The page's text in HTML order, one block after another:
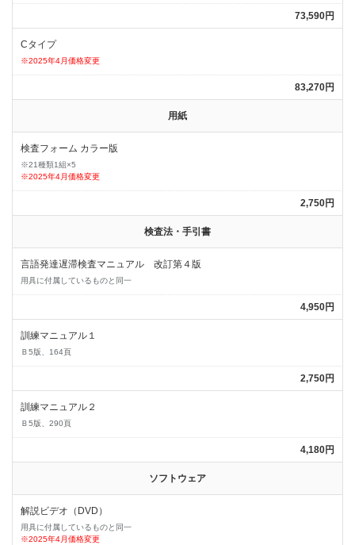
73,590円
Cタイプ
※2025年4月価格変更
83,270円
用紙
検査フォーム カラー版
※21種類1組×5
※2025年4月価格変更
2,750円
検査法・手引書
言語発達遅滞検査マニュアル 改訂第４版
用具に付属しているものと同一
4,950円
訓練マニュアル１
Ｂ5版、164頁
2,750円
訓練マニュアル２
Ｂ5版、290頁
4,180円
ソフトウェア
解説ビデオ（DVD）
用具に付属しているものと同一
※2025年4月価格変更